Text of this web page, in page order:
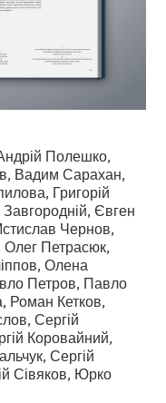
Полешко,
Вадим Сарахан,
Григорій
Євген
Чернов,
Петрасюк,
Олена
Петров, Павло
Роман Кетков,
Сергій
Коровайний,
Сергій
Сівяков, Юрко